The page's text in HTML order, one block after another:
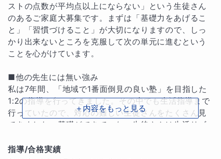
ストの点数が平均点以上にならない」という生徒さん
のあるご家庭大募集です。まずは「基礎力をあげるこ
と」「習慣づけること」が大切になりますので、しっ
かり出来ないところを克服して次の単元に進むという
ことを心がけています。
■他の先生には無い強み
私は7年間、「地域で1番面倒見の良い塾」を目指した
1:2の指導を行ってきました。その中でも生活指導まで
行っていたので、対応の難しい生徒さんをたくさん見
てきました。基礎ができていない生徒さんは生活リズ
かったりするので、毎日どのように過ごせばより勉強
＋内容をもっと見る
指導/合格実績